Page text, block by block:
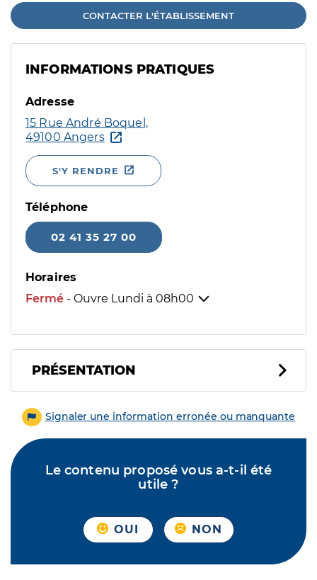
CONTACTER L'ÉTABLISSEMENT
INFORMATIONS PRATIQUES
Adresse
15 Rue André Boquel,
49100 Angers
S'Y RENDRE
Téléphone
02 41 35 27 00
Horaires
Fermé - Ouvre Lundi à 08h00
PRÉSENTATION
Signaler une information erronée ou manquante
Le contenu proposé vous a-t-il été
utile ?
OUI NON